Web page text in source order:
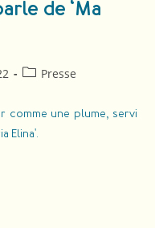
de ‘Ma
Presse
comme une plume, servi
Elina'.